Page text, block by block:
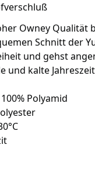
Owney Qualität
Schnitt der
und gehst
und kalte
Polyamid